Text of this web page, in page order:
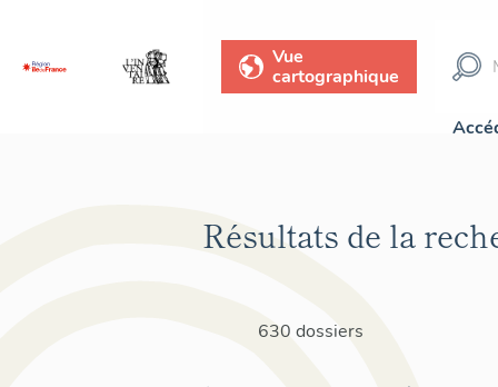
Vue
cartographique
Résultats de la
630 dossiers